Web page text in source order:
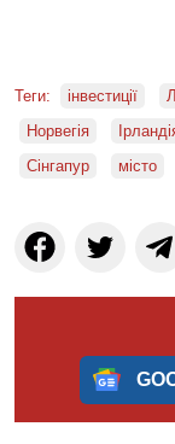
Теги: інвестиції
Норвегія
Сінгапур
місто